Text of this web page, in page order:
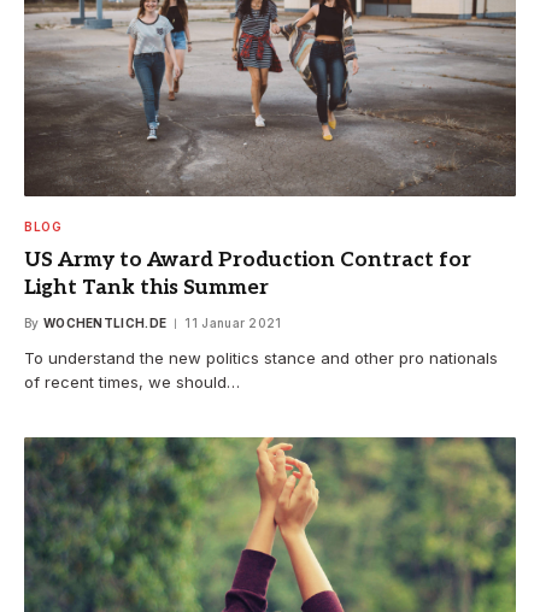
BLOG
US Army to Award Production Contract for
Light Tank this Summer
By WOCHENTLICH.DE 11 Januar 2021
To understand the new politics stance and other pro nationals
of recent times, we should…